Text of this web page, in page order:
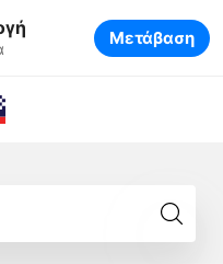
Μετάβαση